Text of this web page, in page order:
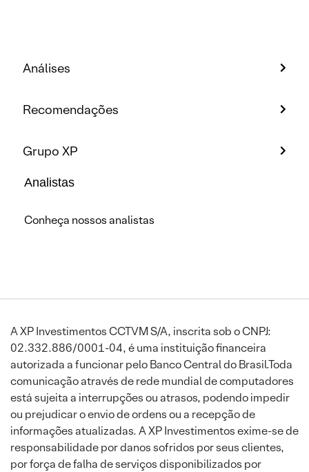
Análises
Recomendações
Grupo XP
Analistas
Conheça nossos analistas
A XP Investimentos CCTVM S/A, inscrita sob o CNPJ:
02.332.886/0001-04, é uma instituição financeira
autorizada a funcionar pelo Banco Central do Brasil.Toda
comunicação através de rede mundial de computadores
está sujeita a interrupções ou atrasos, podendo impedir
ou prejudicar o envio de ordens ou a recepção de
informações atualizadas. A XP Investimentos exime-se de
responsabilidade por danos sofridos por seus clientes,
por força de falha de serviços disponibilizados por